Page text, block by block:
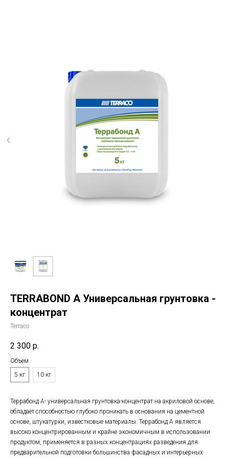
TERRABOND A Универсальная грунтовка -
концентрат
Terraco
2 300 р.
Объем
5 кг
10 кг
Террабонд А- универсальная грунтовка-концентрат на акриловой основе,
обладает способностью глубоко проникать в основания на цементной
основе, штукатурки, известковые материалы. Террабонд А является
высоко концентрированным и крайне экономичным в использовании
продуктом, применяется в разных концентрациях разведения для
предварительной подготовки большинства фасадных и интерьерных